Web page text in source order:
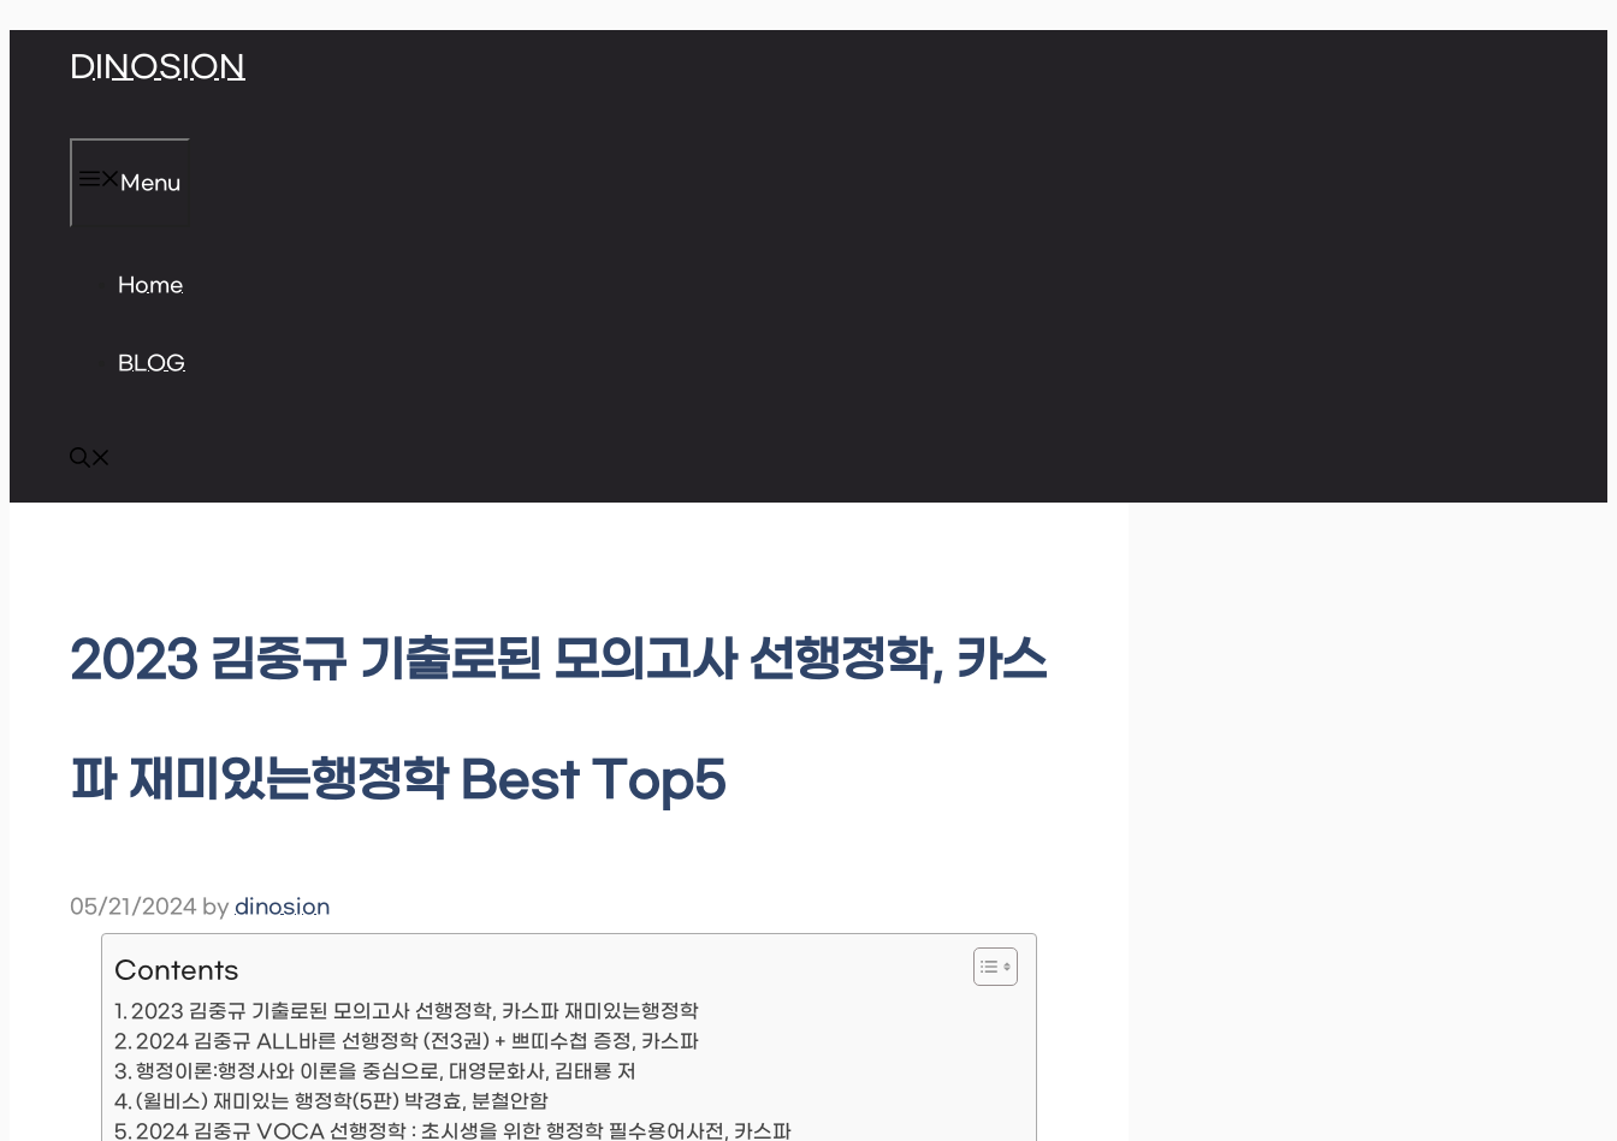
DINOSION
Menu
Home
BLOG
2023 김중규 기출로된 모의고사 선행정학, 카스
파 재미있는행정학 Best Top5
05/21/2024 by dinosion
Contents
2023 김중규 기출로된 모의고사 선행정학, 카스파 재미있는행정학
2024 김중규 ALL바른 선행정학 (전3권) + 쁘띠수첩 증정, 카스파
행정이론:행정사와 이론을 중심으로, 대영문화사, 김태룡 저
(윌비스) 재미있는 행정학(5판) 박경효, 분철안함
2024 김중규 VOCA 선행정학 : 초시생을 위한 행정학 필수용어사전, 카스파